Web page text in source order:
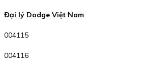
Đại lý Dodge Việt Nam
004115
004116